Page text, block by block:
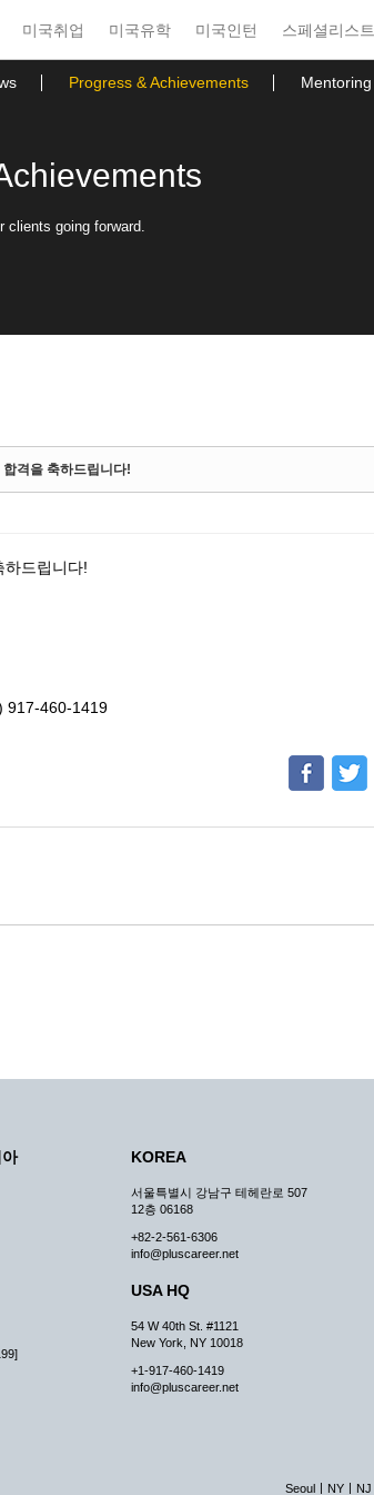
미국취업 미국유학 미국인턴 스페셜리스트
Progress & Achievements Mentoring
clients going forward.
격을 축하드립니다!
하드립니다!
917-460-1419
KOREA
서울특별시 강남구 테헤란로 507
12층 06168
+82-2-561-6306
info@pluscareer.net
USA HQ
54 W 40th St. #1121
New York, NY 10018
+1-917-460-1419
info@pluscareer.net
Seoul NY NJ